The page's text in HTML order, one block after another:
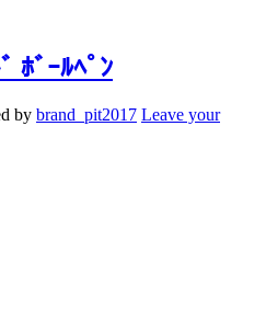
ﾎﾞｰﾙﾍﾟﾝ
by brand_pit2017 Leave your